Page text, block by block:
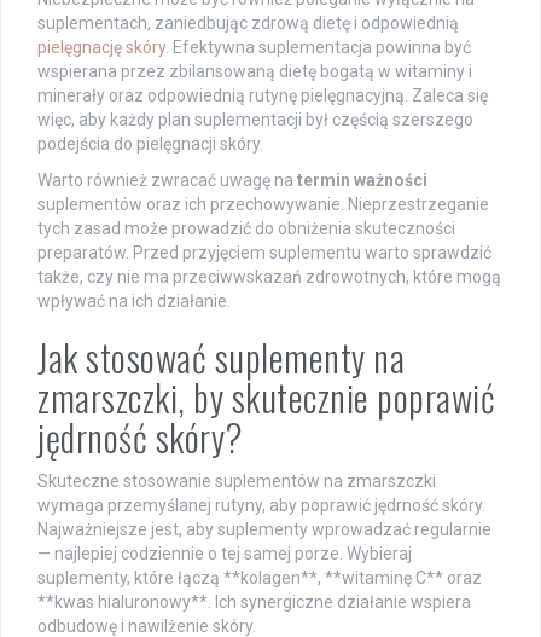
suplementach, zaniedbując zdrową dietę i odpowiednią
pielęgnację skóry. Efektywna suplementacja powinna być
wspierana przez zbilansowaną dietę bogatą w witaminy i
minerały oraz odpowiednią rutynę pielęgnacyjną. Zaleca się
więc, aby każdy plan suplementacji był częścią szerszego
podejścia do pielęgnacji skóry.
Warto również zwracać uwagę na termin ważności
suplementów oraz ich przechowywanie. Nieprzestrzeganie
tych zasad może prowadzić do obniżenia skuteczności
preparatów. Przed przyjęciem suplementu warto sprawdzić
także, czy nie ma przeciwwskazań zdrowotnych, które mogą
wpływać na ich działanie.
Jak stosować suplementy na
zmarszczki, by skutecznie poprawić
jędrność skóry?
Skuteczne stosowanie suplementów na zmarszczki
wymaga przemyślanej rutyny, aby poprawić jędrność skóry.
Najważniejsze jest, aby suplementy wprowadzać regularnie
— najlepiej codziennie o tej samej porze. Wybieraj
suplementy, które łączą **kolagen**, **witaminę C** oraz
**kwas hialuronowy**. Ich synergiczne działanie wspiera
odbudowę i nawilżenie skóry.